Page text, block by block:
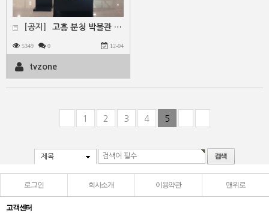
[공지] 고흥 분청 박물관 :55인치 키오스크 납품 설치
5349 0 12-04
tvzone
1 2 3 4 5
제목
로그인 회사소개 이용약관 맨위로
고객센터